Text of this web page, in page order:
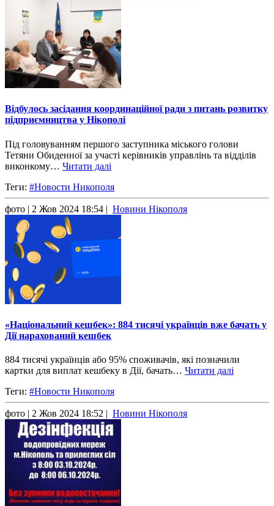
Відбулось засідання координаційної ради з питань розвитку
підприємництва у Нікополі
Під головуванням першого заступника міського голови
Тетяни Обиденної за участі керівників управлінь та відділів
виконкому… Читати далі
Теги: #Новости Никополя
фото | 2 Жов 2024 18:54 | Новини Нікополя
«Національний кешбек»: 884 тисячі українців вже бачать у
Дії нарахований кешбек
884 тисячі українців або 95% споживачів, які позначили
картки для виплат кешбеку в Дії, бачать… Читати далі
Теги: #Новости Никополя
фото | 2 Жов 2024 18:52 | Новини Нікополя